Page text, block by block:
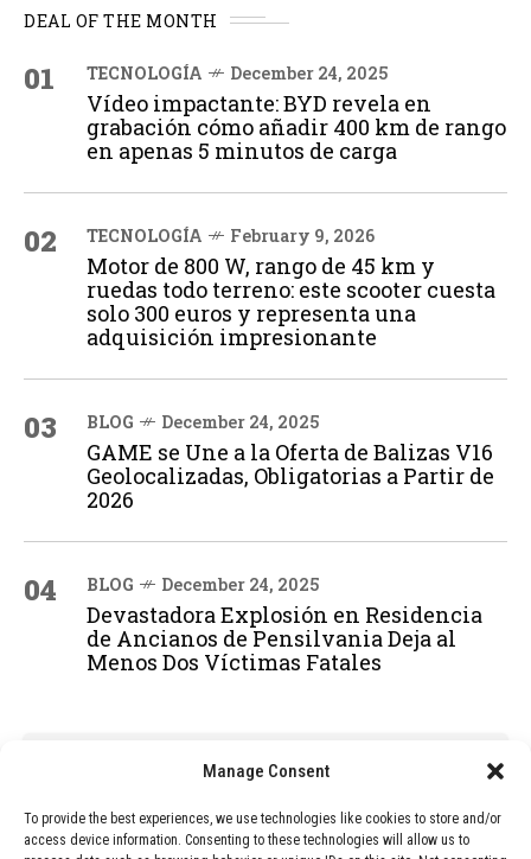
Manage Consent
To provide the best experiences, we use technologies like cookies to store and/or
access device information. Consenting to these technologies will allow us to
DEAL OF THE MONTH
01 TECNOLOGÍA December 24, 2025
Vídeo impactante: BYD revela en
grabación cómo añadir 400 km de rango
en apenas 5 minutos de carga
02 TECNOLOGÍA February 9, 2026
Motor de 800 W, rango de 45 km y
ruedas todo terreno: este scooter cuesta
solo 300 euros y representa una
adquisición impresionante
03 BLOG December 24, 2025
GAME se Une a la Oferta de Balizas V16
Geolocalizadas, Obligatorias a Partir de
2026
04 BLOG December 24, 2025
Devastadora Explosión en Residencia
de Ancianos de Pensilvania Deja al
Menos Dos Víctimas Fatales